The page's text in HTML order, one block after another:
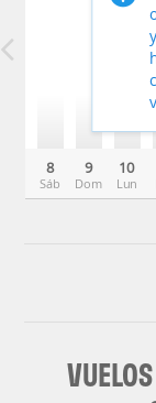
8
Sáb
9
Dom
10
Lun